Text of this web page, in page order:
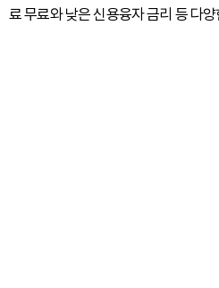
료 무료와 낮은 신용융자 금리 등 다